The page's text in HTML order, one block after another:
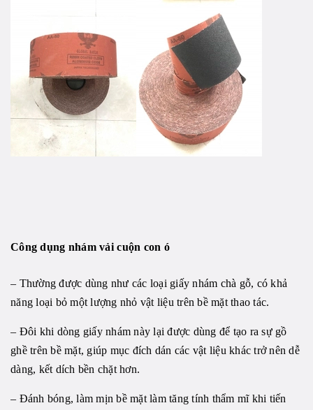
Công dụng nhám vải cuộn con ó
– Thường được dùng như các loại giấy nhám chà gỗ, có khả
năng loại bỏ một lượng nhỏ vật liệu trên bề mặt thao tác.
– Đôi khi dòng giấy nhám này lại được dùng để tạo ra sự gồ
ghề trên bề mặt, giúp mục đích dán các vật liệu khác trở nên dễ
dàng, kết dích bền chặt hơn.
– Đánh bóng, làm mịn bề mặt làm tăng tính thẩm mĩ khi tiến